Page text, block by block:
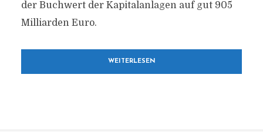
der Buchwert der Kapitalanlagen auf gut 905
Milliarden Euro.
WEITERLESEN